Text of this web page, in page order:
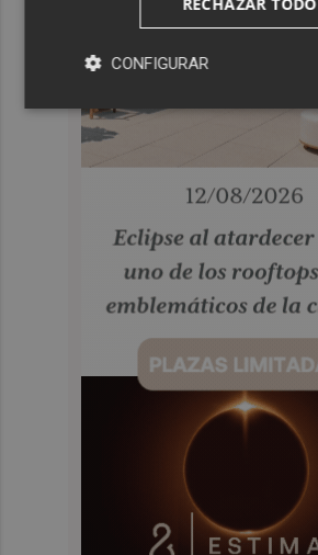
CONFIGURAR